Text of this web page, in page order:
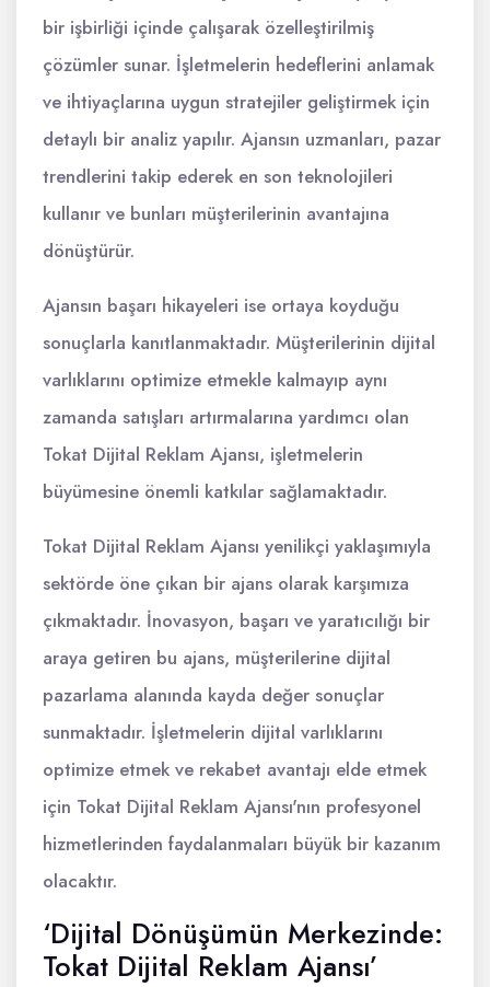
bir işbirliği içinde çalışarak özelleştirilmiş
çözümler sunar. İşletmelerin hedeflerini anlamak
ve ihtiyaçlarına uygun stratejiler geliştirmek için
detaylı bir analiz yapılır. Ajansın uzmanları, pazar
trendlerini takip ederek en son teknolojileri
kullanır ve bunları müşterilerinin avantajına
dönüştürür.
Ajansın başarı hikayeleri ise ortaya koyduğu
sonuçlarla kanıtlanmaktadır. Müşterilerinin dijital
varlıklarını optimize etmekle kalmayıp aynı
zamanda satışları artırmalarına yardımcı olan
Tokat Dijital Reklam Ajansı, işletmelerin
büyümesine önemli katkılar sağlamaktadır.
Tokat Dijital Reklam Ajansı yenilikçi yaklaşımıyla
sektörde öne çıkan bir ajans olarak karşımıza
çıkmaktadır. İnovasyon, başarı ve yaratıcılığı bir
araya getiren bu ajans, müşterilerine dijital
pazarlama alanında kayda değer sonuçlar
sunmaktadır. İşletmelerin dijital varlıklarını
optimize etmek ve rekabet avantajı elde etmek
için Tokat Dijital Reklam Ajansı'nın profesyonel
hizmetlerinden faydalanmaları büyük bir kazanım
olacaktır.
‘Dijital Dönüşümün Merkezinde:
Tokat Dijital Reklam Ajansı’